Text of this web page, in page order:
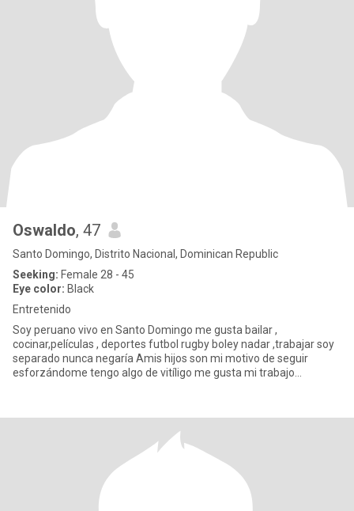
Oswaldo, 47
Santo Domingo, Distrito Nacional, Dominican Republic
Seeking: Female 28 - 45
Eye color: Black
Entretenido
Soy peruano vivo en Santo Domingo me gusta bailar ,
cocinar,películas , deportes futbol rugby boley nadar ,trabajar soy
separado nunca negaría Amis hijos son mi motivo de seguir
esforzándome tengo algo de vitíligo me gusta mi trabajo